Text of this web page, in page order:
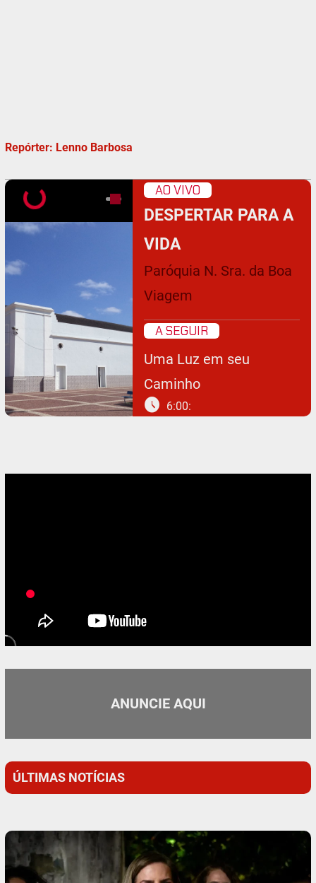
Repórter: Lenno Barbosa
AO VIVO
DESPERTAR PARA A
VIDA
Paróquia N. Sra. da Boa
Viagem
A SEGUIR
Uma Luz em seu
Caminho
schedule 6:00:
ANUNCIE AQUI
ÚLTIMAS NOTÍCIAS